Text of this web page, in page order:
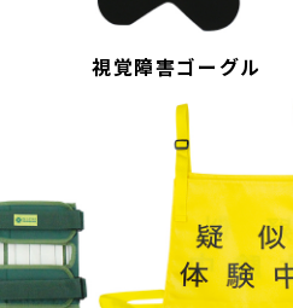
視覚障害ゴーグル